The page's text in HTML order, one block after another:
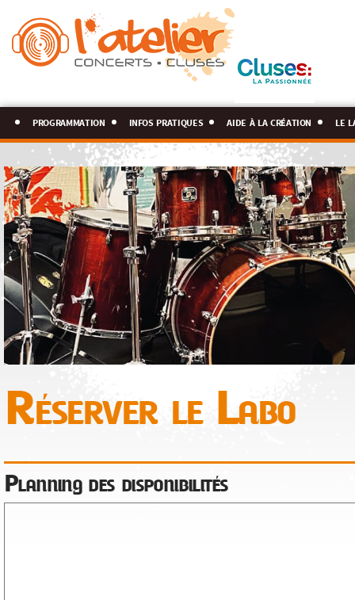
programmation infos pratiques aide à la création le
Réserver le Labo
Planning des disponibilités